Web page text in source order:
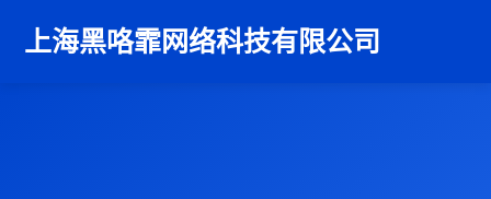
上海黑咯霏网络科技有限公司